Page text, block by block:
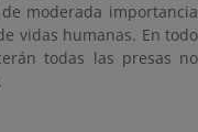
moderada importancia
vidas humanas. En todo
todas las presas no